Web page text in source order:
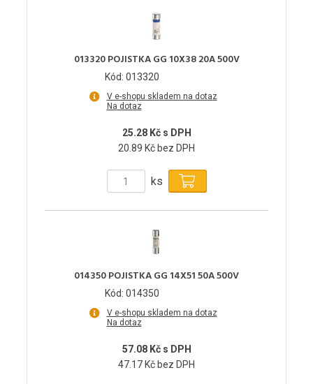
013320 POJISTKA GG 10X38 20A 500V
Kód: 013320
V e-shopu skladem na dotaz
Na dotaz
25.28 Kč s DPH
20.89 Kč bez DPH
ks
014350 POJISTKA GG 14X51 50A 500V
Kód: 014350
V e-shopu skladem na dotaz
Na dotaz
57.08 Kč s DPH
47.17 Kč bez DPH